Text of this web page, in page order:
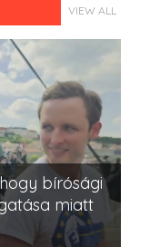
VIEW ALL
bírósági
miatt